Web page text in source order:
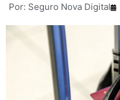
Por: Seguro Nova Digital